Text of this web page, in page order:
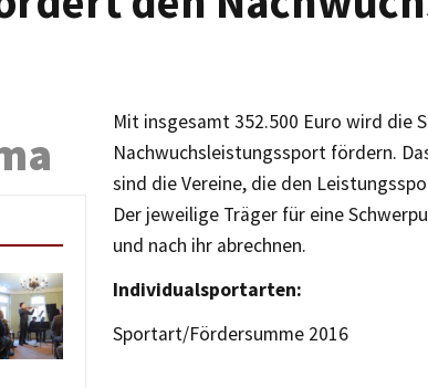
Mit insgesamt 352.500 Euro wird die
Nachwuchsleistungssport fördern.
sind die Vereine, die den
Der jeweilige Träger für eine
und nach ihr abrechnen.
Individualsportarten:
Sportart/Fördersumme 2016